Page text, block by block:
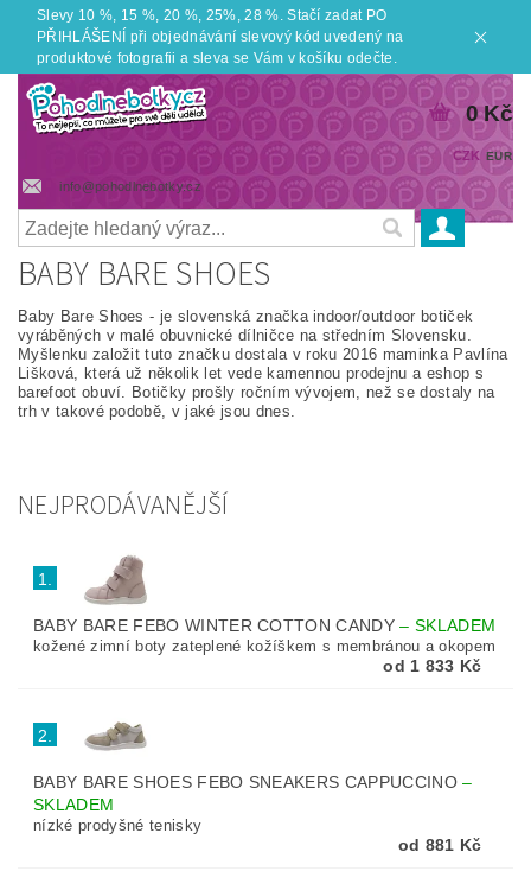
Slevy 10 %, 15 %, 20 %, 25%, 28 %. Stačí zadat PO
PŘIHLÁŠENÍ při objednávání slevový kód uvedený na
produktové fotografii a sleva se Vám v košíku odečte.
info@pohodlnebotky.cz
CZK EUR
0 Kč
BABY BARE SHOES
Baby Bare Shoes - je slovenská značka indoor/outdoor botiček
vyráběných v malé obuvnické dílničce na středním Slovensku.
Myšlenku založit tuto značku dostala v roku 2016 maminka Pavlína
Lišková, která už několik let vede kamennou prodejnu a eshop s
barefoot obuví. Botičky prošly ročním vývojem, než se dostaly na
trh v takové podobě, v jaké jsou dnes.
NEJPRODÁVANĚJŠÍ
1.
BABY BARE FEBO WINTER COTTON CANDY– SKLADEM
kožené zimní boty zateplené kožíškem s membránou a okopem
od 1 833 Kč
2.
BABY BARE SHOES FEBO SNEAKERS CAPPUCCINO–
SKLADEM
nízké prodyšné tenisky
od 881 Kč